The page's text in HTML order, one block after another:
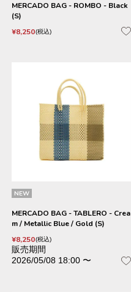
MERCADO BAG - ROMBO - Black
(S)
¥8,250 税込
NEW
MERCADO BAG - TABLERO - Crea
m / Metallic Blue / Gold (S)
¥8,250 税込
販売期間
2026/05/08 18:00 〜